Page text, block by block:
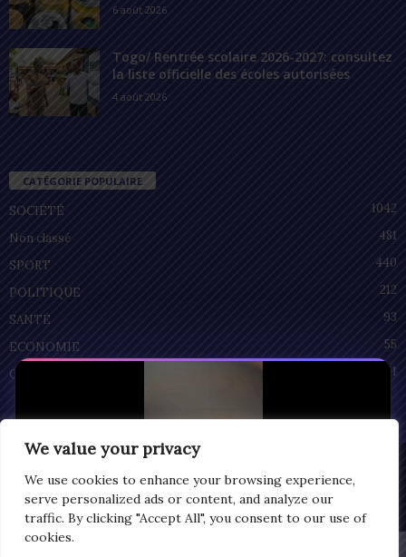
We value your privacy
We use cookies to enhance your browsing experience,
serve personalized ads or content, and analyze our
traffic. By clicking "Accept All", you consent to our use of
cookies.
6 août 2026
Togo/ Rentrée scolaire 2026-2027: consultez
la liste officielle des écoles autorisées
4 août 2026
CATÉGORIE POPULAIRE
SOCIÉTÉ
1042
Non classé
481
SPORT
440
POLITIQUE
212
SANTÉ
93
ECONOMIE
55
CULTURE
51
© Copyright 2025 | LOMEGRAPH
All rights reserved